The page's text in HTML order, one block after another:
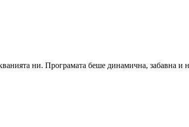
ни. Програмата беше динамична, забавна